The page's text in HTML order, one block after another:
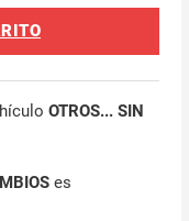
OTROS... SIN
es